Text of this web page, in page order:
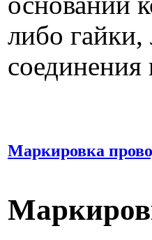
либо
соединения
Маркировка